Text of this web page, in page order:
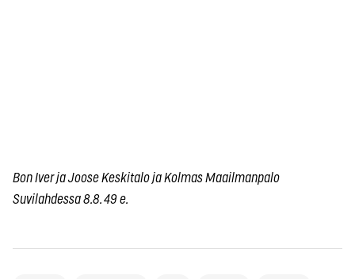
Bon Iver ja Joose Keskitalo ja Kolmas Maailmanpalo
Suvilahdessa 8.8. 49 e.